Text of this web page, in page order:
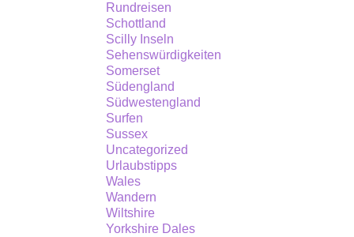
Rundreisen
Schottland
Scilly Inseln
Sehenswürdigkeiten
Somerset
Südengland
Südwestengland
Surfen
Sussex
Uncategorized
Urlaubstipps
Wales
Wandern
Wiltshire
Yorkshire Dales